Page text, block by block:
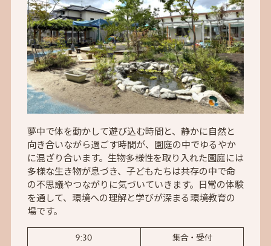
夢中で体を動かして遊び込む時間と、静かに自然と
向き合いながら過ごす時間が、園庭の中でゆるやか
に混ざり合います。生物多様性を取り入れた園庭には
多様な生き物が息づき、子どもたちは共存の中で命
の不思議やつながりに気づいていきます。日常の体験
を通して、環境への理解と学びが深まる環境教育の
場です。
9:30
集合・受付